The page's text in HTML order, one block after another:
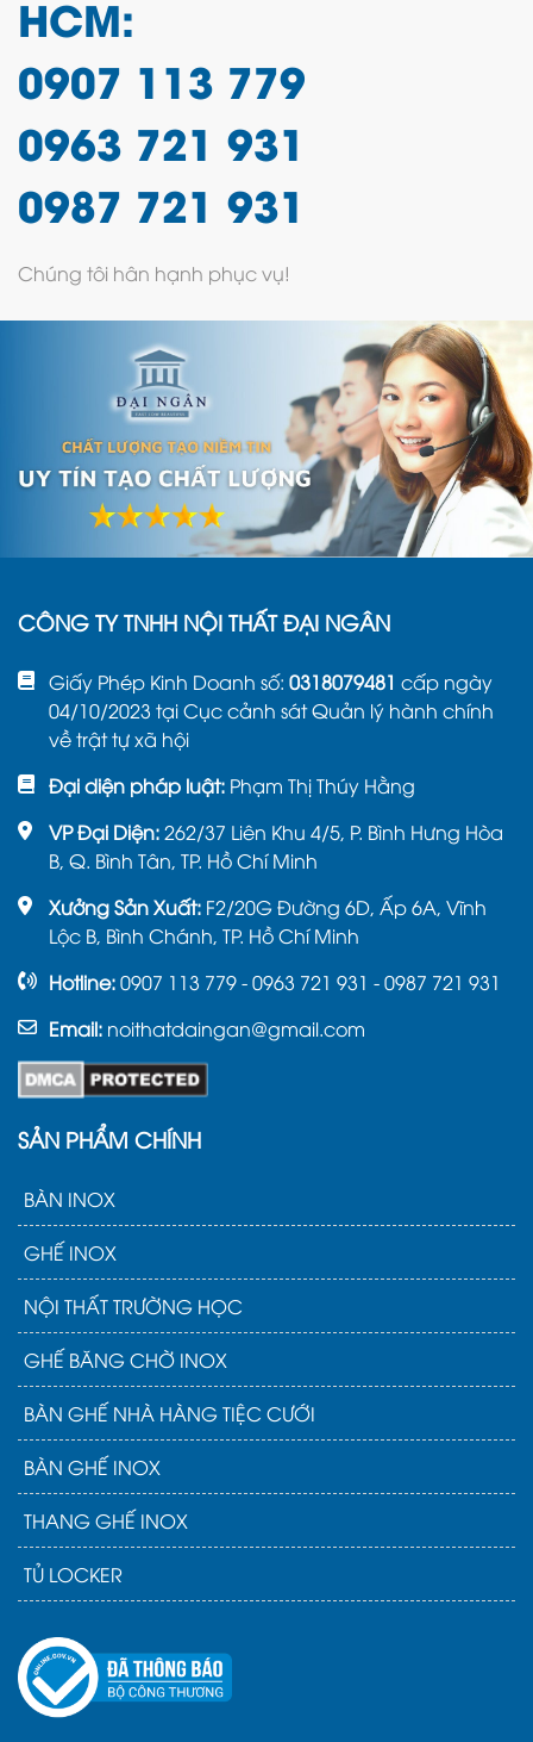
HCM:
0907 113 779
0963 721 931
0987 721 931
Chúng tôi hân hạnh phục vụ!
CÔNG TY TNHH NỘI THẤT ĐẠI NGÂN
Giấy Phép Kinh Doanh số: 0318079481 cấp ngày
04/10/2023 tại Cục cảnh sát Quản lý hành chính
về trật tự xã hội
Đại diện pháp luật: Phạm Thị Thúy Hằng
VP Đại Diện:262/37 Liên Khu 4/5, P. Bình Hưng Hòa
B, Q. Bình Tân, TP. Hồ Chí Minh
Xưởng Sản Xuất: F2/20G Đường 6D, Ấp 6A, Vĩnh
Lộc B, Bình Chánh, TP. Hồ Chí Minh
Hotline:0907 113 779 - 0963 721 931 - 0987 721 931
Email: noithatdaingan@gmail.com
SẢN PHẨM CHÍNH
BÀN INOX
GHẾ INOX
NỘI THẤT TRƯỜNG HỌC
GHẾ BĂNG CHỜ INOX
BÀN GHẾ NHÀ HÀNG TIỆC CƯỚI
BÀN GHẾ INOX
THANG GHẾ INOX
TỦ LOCKER